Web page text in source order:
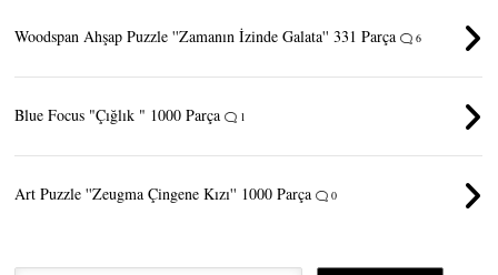
Woodspan Ahşap Puzzle ''Zamanın İzinde Galata'' 331 Parça 6
Blue Focus "Çığlık " 1000 Parça 1
Art Puzzle ''Zeugma Çingene Kızı'' 1000 Parça 0